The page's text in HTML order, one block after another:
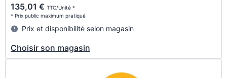
135,01 € TTC/Unité *
* Prix public maximum pratiqué
Prix et disponibilité selon magasin
Choisir son magasin